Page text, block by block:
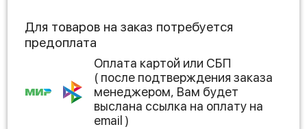
Для товаров на заказ потребуется
предоплата
Оплата картой или СБП
( после подтверждения заказа
менеджером, Вам будет
выслана ссылка на оплату на
email )